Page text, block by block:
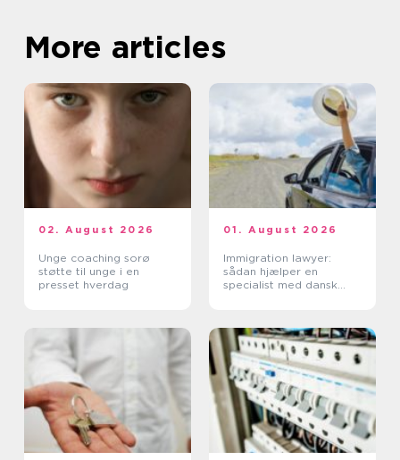
More articles
02. August 2026
Unge coaching sorø
støtte til unge i en
presset hverdag
01. August 2026
Immigration lawyer:
sådan hjælper en
specialist med dansk